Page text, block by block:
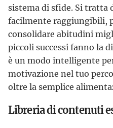
sistema di sfide. Si tratta
facilmente raggiungibili,
consolidare abitudini
piccoli successi fanno la
è un modo intelligente
motivazione nel tuo
oltre la semplice
Libreria di contenuti